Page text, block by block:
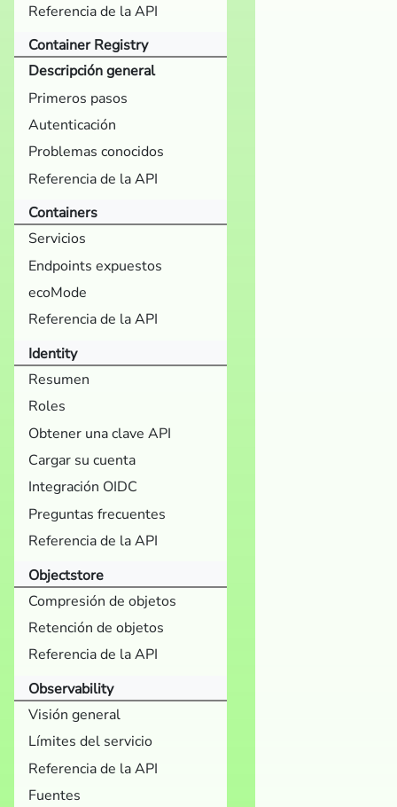
Referencia de la API
Container Registry
Descripción general
Primeros pasos
Autenticación
Problemas conocidos
Referencia de la API
Containers
Servicios
Endpoints expuestos
ecoMode
Referencia de la API
Identity
Resumen
Roles
Obtener una clave API
Cargar su cuenta
Integración OIDC
Preguntas frecuentes
Referencia de la API
Objectstore
Compresión de objetos
Retención de objetos
Referencia de la API
Observability
Visión general
Límites del servicio
Referencia de la API
Fuentes